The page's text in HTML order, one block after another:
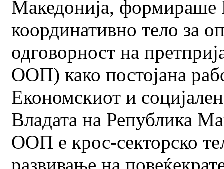
Македонија, формираше
координативно тело за
одговорност на
ООП) како постојана
Економскиот и
Владата на Република
ООП е крос-секторско
развивање на